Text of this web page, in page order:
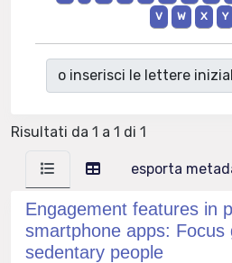
V
W X Y
o inserisci le lettere
Risultati da 1 a 1 di 1
esporta
Engagement features in
smartphone apps: Focus
sedentary people